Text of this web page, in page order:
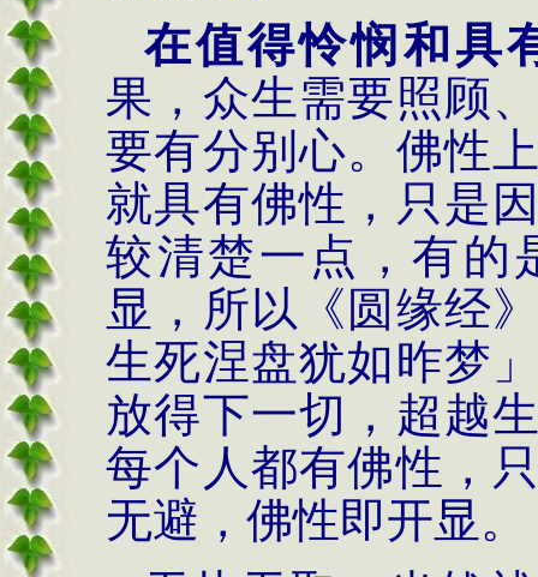
在值得怜悯和具
果，众生需要照顾
要有分别心。佛性
就具有佛性，只是
较清楚一点，有的
显，所以《圆缘经
生死涅盘犹如昨梦
放得下一切，超越
每个人都有佛性，
无避，佛性即开显。